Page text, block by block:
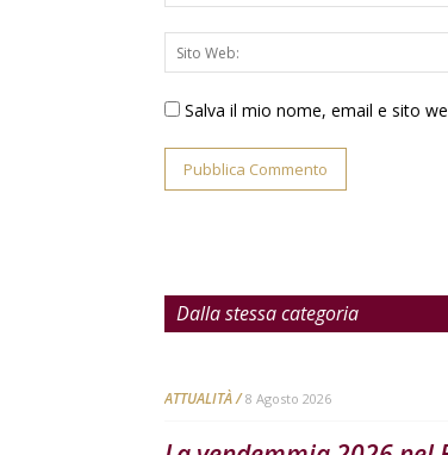
Salva il mio nome, email e sito
Dalla stessa categoria
ATTUALITÀ 8 Agosto 2026